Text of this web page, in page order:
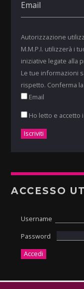
Autorizzazione
M.M.P.I. utilizzerà i
iniziative legate alla
Le tue informazioni
rispetto. Conferma
Email
Ho letto e accetto
ACCESSO
Username
Password